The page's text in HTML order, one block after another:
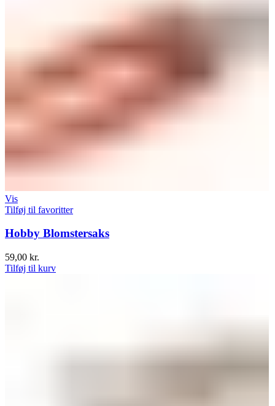
Vis
Tilføj til favoritter
Hobby Blomstersaks
59,00 kr.
Tilføj til kurv